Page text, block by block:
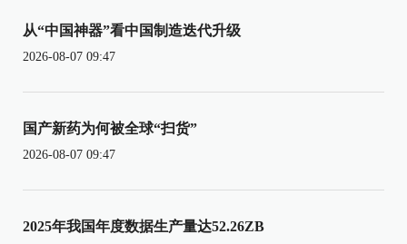
从“中国神器”看中国制造迭代升级
2026-08-07 09:47
国产新药为何被全球“扫货”
2026-08-07 09:47
2025年我国年度数据生产量达52.26ZB